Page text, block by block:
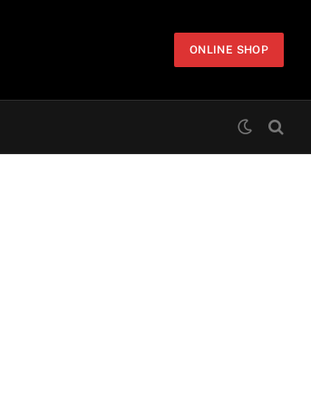
ONLINE SHOP